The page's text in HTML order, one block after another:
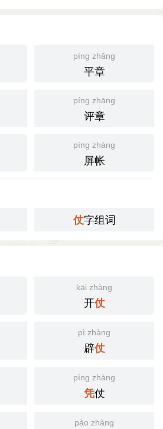
píng zhāng
平章
píng zhāng
评章
píng zhàng
屏帐
仗字组词
kāi zhàng
开仗
pì zhàng
辟仗
píng zhàng
凭仗
pào zhàng